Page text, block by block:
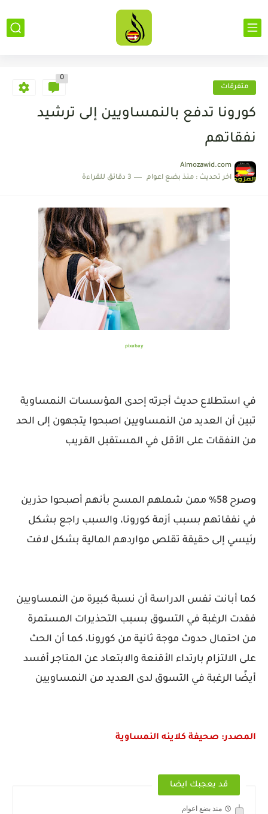
متفرقات
0
كورونا تدفع بالنمساويين إلى ترشيد
نفقاتهم
Almozawid.com
اخر تحديث : منذ بضع اعوام 3 دقائق للقراءة
pixabay
في استطلاع حديث أجرته إحدى المؤسسات النمساوية
تبين أن العديد من النمساويين اصبحوا يتجهون إلى الحد
من النفقات على الأقل في المستقبل القريب
وصرح 58% ممن شملهم المسح بأنهم أصبحوا حذرين
في نفقاتهم بسبب أزمة كورونا، والسبب راجع بشكل
رئيسي إلى حقيقة تقلص مواردهم المالية بشكل لافت
كما أبانت نفس الدراسة أن نسبة كبيرة من النمساويين
فقدت الرغبة في التسوق بسبب التحذيرات المستمرة
من احتمال حدوث موجة ثانية من كورونا، كما أن الحث
على الالتزام بارتداء الأقنعة والابتعاد عن المتاجر أفسد
أيضًا الرغبة في التسوق لدى العديد من النمساويين
المصدر: صحيفة كلاينه النمساوية
قد يعجبك ايضا
منذ بضع اعوام